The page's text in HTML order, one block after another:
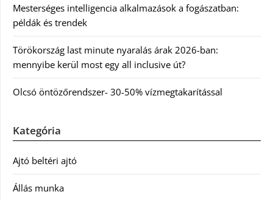
Mesterséges intelligencia alkalmazások a fogászatban:
példák és trendek
Törökország last minute nyaralás árak 2026-ban:
mennyibe kerül most egy all inclusive út?
Olcsó öntözőrendszer- 30-50% vízmegtakarítással
Kategória
Ajtó beltéri ajtó
Állás munka